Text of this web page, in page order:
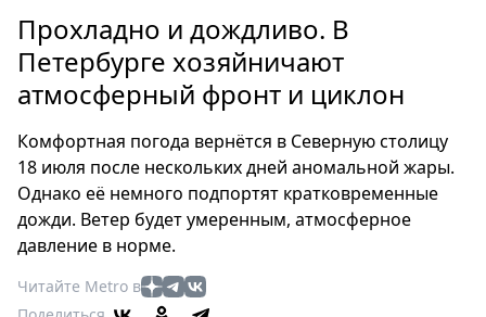
Россия
Мир
Здоровье
Туризм
Мода
Театр
Кино
Афиша
Книги
Прохладно и дождливо. В
Петербурге хозяйничают
атмосферный фронт и циклон
Комфортная погода вернётся в Северную столицу
18 июля после нескольких дней аномальной жары.
Однако её немного подпортят кратковременные
дожди. Ветер будет умеренным, атмосферное
давление в норме.
Читайте Metro в